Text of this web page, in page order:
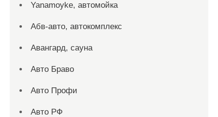
Yanamoyke, автомойка
Абв-авто, автокомплекс
Авангард, сауна
Авто Браво
Авто Профи
Авто РФ